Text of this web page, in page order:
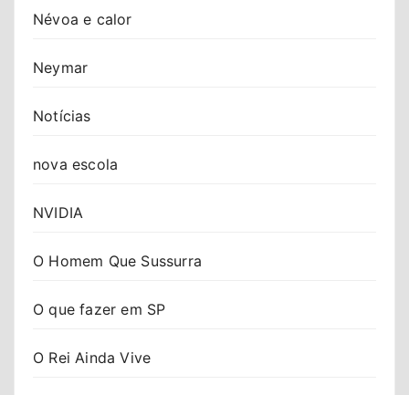
Névoa e calor
Neymar
Notícias
nova escola
NVIDIA
O Homem Que Sussurra
O que fazer em SP
O Rei Ainda Vive